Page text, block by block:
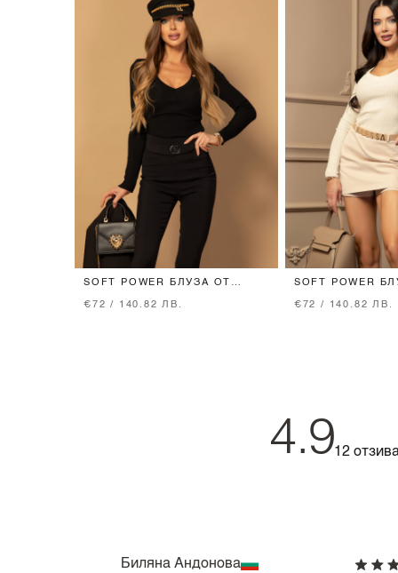
SOFT POWER БЛУЗА ОТ
€72 / 140.82 ЛВ.
SOFT POWER
€72 / 140.82 ЛВ.
4.912
Биляна Андонова